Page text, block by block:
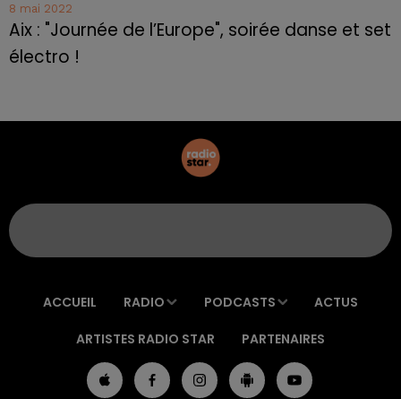
8 mai 2022
Aix : "Journée de l’Europe", soirée danse et set
électro !
ACCUEIL RADIO PODCASTS ACTUS
ARTISTES RADIO STAR PARTENAIRES